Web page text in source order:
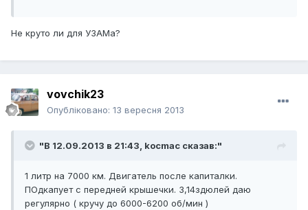
Не круто ли для УЗАМа?
vovchik23
Опубліковано: 13 вересня 2013
"В 12.09.2013 в 21:43, kocmac сказав:"
1 литр на 7000 км. Двигатель после капиталки.
ПОдкапует с передней крышечки. 3,14здюлей даю
регулярно ( кручу до 6000-6200 об/мин )